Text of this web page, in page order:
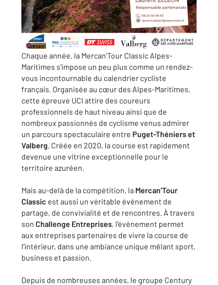
Chaque année, la Mercan’Tour Classic Alpes-
Maritimes s’impose un peu plus comme un rendez-
vous incontournable du calendrier cycliste
français. Organisée au cœur des Alpes-Maritimes,
cette épreuve UCI attire des coureurs
professionnels de haut niveau ainsi que de
nombreux passionnés de cyclisme venus admirer
un parcours spectaculaire entre Puget-Théniers et
Valberg . Créée en 2020, la course est rapidement
devenue une vitrine exceptionnelle pour le
territoire azuréen.
Mais au-delà de la compétition, la Mercan’Tour
Classic est aussi un véritable événement de
partage, de convivialité et de rencontres. À travers
son Challenge Entreprises, l’événement permet
aux entreprises partenaires de vivre la course de
l’intérieur, dans une ambiance unique mêlant sport,
business et passion.
Depuis de nombreuses années, le groupe Century